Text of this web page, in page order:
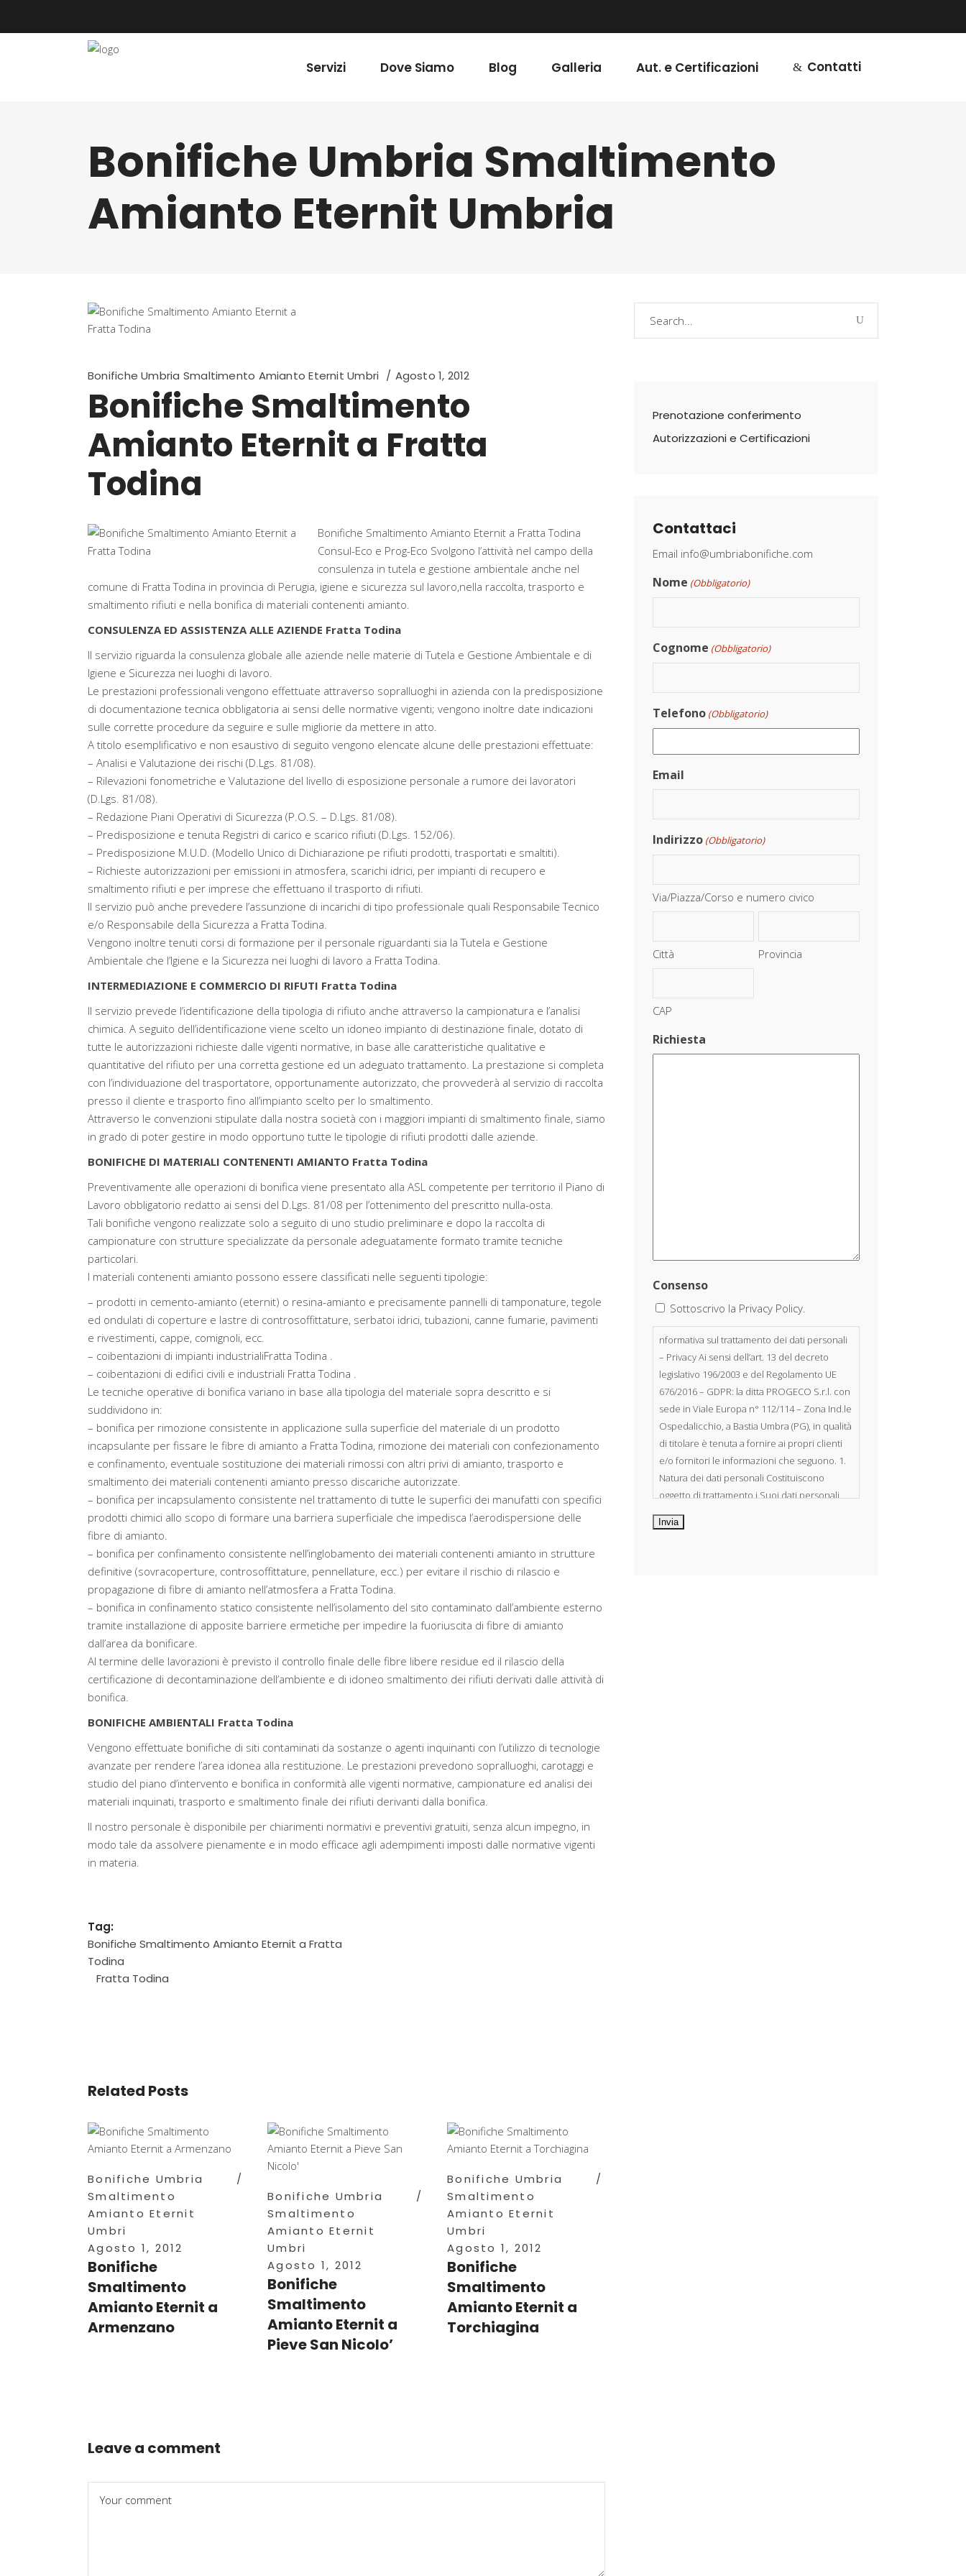
Servizi Dove Siamo Blog Galleria Aut. e Certificazioni Contatti
Bonifiche Umbria Smaltimento
Amianto Eternit Umbria
Bonifiche Umbria Smaltimento Amianto Eternit Umbri Agosto 1, 2012
Bonifiche Smaltimento
Amianto Eternit a Fratta
Todina
Bonifiche Smaltimento Amianto Eternit a Fratta Todina
Consul-Eco e Prog-Eco Svolgono l’attività nel campo della
consulenza in tutela e gestione ambientale anche nel
comune di Fratta Todina in provincia di Perugia, igiene e sicurezza sul lavoro,nella raccolta, trasporto e
smaltimento rifiuti e nella bonifica di materiali contenenti amianto.
CONSULENZA ED ASSISTENZA ALLE AZIENDE Fratta Todina
Il servizio riguarda la consulenza globale alle aziende nelle materie di Tutela e Gestione Ambientale e di
Igiene e Sicurezza nei luoghi di lavoro.
Le prestazioni professionali vengono effettuate attraverso sopralluoghi in azienda con la predisposizione
di documentazione tecnica obbligatoria ai sensi delle normative vigenti; vengono inoltre date indicazioni
sulle corrette procedure da seguire e sulle migliorie da mettere in atto.
A titolo esemplificativo e non esaustivo di seguito vengono elencate alcune delle prestazioni effettuate:
– Analisi e Valutazione dei rischi (D.Lgs. 81/08).
– Rilevazioni fonometriche e Valutazione del livello di esposizione personale a rumore dei lavoratori
(D.Lgs. 81/08).
– Redazione Piani Operativi di Sicurezza (P.O.S. – D.Lgs. 81/08).
– Predisposizione e tenuta Registri di carico e scarico rifiuti (D.Lgs. 152/06).
– Predisposizione M.U.D. (Modello Unico di Dichiarazione pe rifiuti prodotti, trasportati e smaltiti).
– Richieste autorizzazioni per emissioni in atmosfera, scarichi idrici, per impianti di recupero e
smaltimento rifiuti e per imprese che effettuano il trasporto di rifiuti.
Il servizio può anche prevedere l’assunzione di incarichi di tipo professionale quali Responsabile Tecnico
e/o Responsabile della Sicurezza a Fratta Todina.
Vengono inoltre tenuti corsi di formazione per il personale riguardanti sia la Tutela e Gestione
Ambientale che l’Igiene e la Sicurezza nei luoghi di lavoro a Fratta Todina.
INTERMEDIAZIONE E COMMERCIO DI RIFUTI Fratta Todina
Il servizio prevede l’identificazione della tipologia di rifiuto anche attraverso la campionatura e l’analisi
chimica. A seguito dell’identificazione viene scelto un idoneo impianto di destinazione finale, dotato di
tutte le autorizzazioni richieste dalle vigenti normative, in base alle caratteristiche qualitative e
quantitative del rifiuto per una corretta gestione ed un adeguato trattamento. La prestazione si completa
con l’individuazione del trasportatore, opportunamente autorizzato, che provvederà al servizio di raccolta
presso il cliente e trasporto fino all’impianto scelto per lo smaltimento.
Attraverso le convenzioni stipulate dalla nostra società con i maggiori impianti di smaltimento finale, siamo
in grado di poter gestire in modo opportuno tutte le tipologie di rifiuti prodotti dalle aziende.
BONIFICHE DI MATERIALI CONTENENTI AMIANTO Fratta Todina
Preventivamente alle operazioni di bonifica viene presentato alla ASL competente per territorio il Piano di
Lavoro obbligatorio redatto ai sensi del D.Lgs. 81/08 per l’ottenimento del prescritto nulla-osta.
Tali bonifiche vengono realizzate solo a seguito di uno studio preliminare e dopo la raccolta di
campionature con strutture specializzate da personale adeguatamente formato tramite tecniche
particolari.
I materiali contenenti amianto possono essere classificati nelle seguenti tipologie:
– prodotti in cemento-amianto (eternit) o resina-amianto e precisamente pannelli di tamponature, tegole
ed ondulati di coperture e lastre di controsoffittature, serbatoi idrici, tubazioni, canne fumarie, pavimenti
e rivestimenti, cappe, comignoli, ecc.
– coibentazioni di impianti industrialiFratta Todina .
– coibentazioni di edifici civili e industriali Fratta Todina .
Le tecniche operative di bonifica variano in base alla tipologia del materiale sopra descritto e si
suddividono in:
– bonifica per rimozione consistente in applicazione sulla superficie del materiale di un prodotto
incapsulante per fissare le fibre di amianto a Fratta Todina, rimozione dei materiali con confezionamento
e confinamento, eventuale sostituzione dei materiali rimossi con altri privi di amianto, trasporto e
smaltimento dei materiali contenenti amianto presso discariche autorizzate.
– bonifica per incapsulamento consistente nel trattamento di tutte le superfici dei manufatti con specifici
prodotti chimici allo scopo di formare una barriera superficiale che impedisca l’aerodispersione delle
fibre di amianto.
– bonifica per confinamento consistente nell’inglobamento dei materiali contenenti amianto in strutture
definitive (sovracoperture, controsoffittature, pennellature, ecc.) per evitare il rischio di rilascio e
propagazione di fibre di amianto nell’atmosfera a Fratta Todina.
– bonifica in confinamento statico consistente nell’isolamento del sito contaminato dall’ambiente esterno
tramite installazione di apposite barriere ermetiche per impedire la fuoriuscita di fibre di amianto
dall’area da bonificare.
Al termine delle lavorazioni è previsto il controllo finale delle fibre libere residue ed il rilascio della
certificazione di decontaminazione dell’ambiente e di idoneo smaltimento dei rifiuti derivati dalle attività di
bonifica.
BONIFICHE AMBIENTALI Fratta Todina
Vengono effettuate bonifiche di siti contaminati da sostanze o agenti inquinanti con l’utilizzo di tecnologie
avanzate per rendere l’area idonea alla restituzione. Le prestazioni prevedono sopralluoghi, carotaggi e
studio del piano d’intervento e bonifica in conformità alle vigenti normative, campionature ed analisi dei
materiali inquinati, trasporto e smaltimento finale dei rifiuti derivanti dalla bonifica.
Il nostro personale è disponibile per chiarimenti normativi e preventivi gratuiti, senza alcun impegno, in
modo tale da assolvere pienamente e in modo efficace agli adempimenti imposti dalle normative vigenti
in materia.
Tag:
Bonifiche Smaltimento Amianto Eternit a Fratta
Todina
Fratta Todina
Related Posts
Bonifiche Umbria
Smaltimento
Amianto Eternit
Umbri
Agosto 1, 2012
Bonifiche
Smaltimento
Amianto Eternit a
Armenzano
Bonifiche Umbria
Smaltimento
Amianto Eternit
Umbri
Agosto 1, 2012
Bonifiche
Smaltimento
Amianto Eternit a
Pieve San Nicolo’
Bonifiche Umbria
Smaltimento
Amianto Eternit
Umbri
Agosto 1, 2012
Bonifiche
Smaltimento
Amianto Eternit a
Torchiagina
Leave a comment
Prenotazione conferimento
Autorizzazioni e Certificazioni
Contattaci
Email info@umbriabonifiche.com
Nome (Obbligatorio)
Cognome (Obbligatorio)
Telefono (Obbligatorio)
Email
Indirizzo (Obbligatorio)
Via/Piazza/Corso e numero civico
Città Provincia
CAP
Richiesta
Consenso
Sottoscrivo la Privacy Policy.
nformativa sul trattamento dei dati personali
– Privacy Ai sensi dell’art. 13 del decreto
legislativo 196/2003 e del Regolamento UE
676/2016 – GDPR: la ditta PROGECO S.r.l. con
sede in Viale Europa n° 112/114 – Zona Ind.le
Ospedalicchio, a Bastia Umbra (PG), in qualità
di titolare è tenuta a fornire ai propri clienti
e/o fornitori le informazioni che seguono. 1.
Natura dei dati personali Costituiscono
oggetto di trattamento i Suoi dati personali,
riferibili direttamente od indirettamente al
suo rapporto con la ditta scrivente, per il